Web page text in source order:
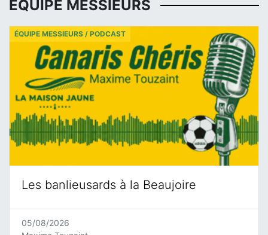
ÉQUIPE MESSIEURS
Les banlieusards à la Beaujoire
ÉQUIPE MESSIEURS / PODCAST
05/08/2026